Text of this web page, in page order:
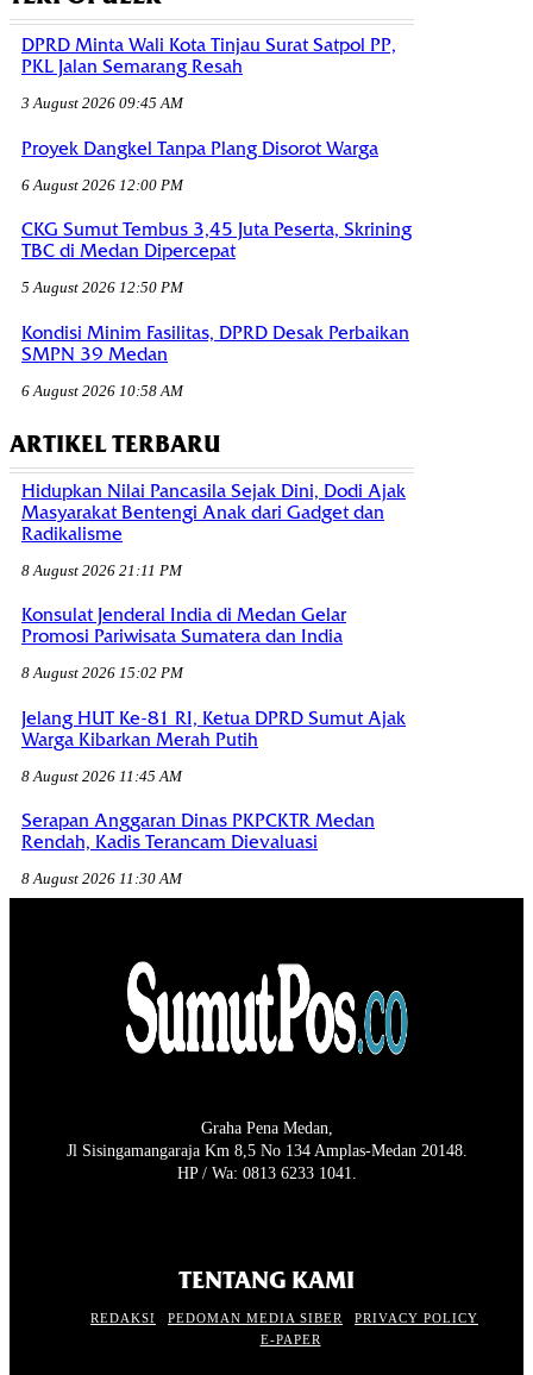
DPRD Minta Wali Kota Tinjau Surat Satpol PP,
PKL Jalan Semarang Resah
3 August 2026 09:45 AM
Proyek Dangkel Tanpa Plang Disorot Warga
6 August 2026 12:00 PM
CKG Sumut Tembus 3,45 Juta Peserta, Skrining
TBC di Medan Dipercepat
5 August 2026 12:50 PM
Kondisi Minim Fasilitas, DPRD Desak Perbaikan
SMPN 39 Medan
6 August 2026 10:58 AM
ARTIKEL TERBARU
Hidupkan Nilai Pancasila Sejak Dini, Dodi Ajak
Masyarakat Bentengi Anak dari Gadget dan
Radikalisme
8 August 2026 21:11 PM
Konsulat Jenderal India di Medan Gelar
Promosi Pariwisata Sumatera dan India
8 August 2026 15:02 PM
Jelang HUT Ke-81 RI, Ketua DPRD Sumut Ajak
Warga Kibarkan Merah Putih
8 August 2026 11:45 AM
Serapan Anggaran Dinas PKPCKTR Medan
Rendah, Kadis Terancam Dievaluasi
8 August 2026 11:30 AM
Graha Pena Medan,
Jl Sisingamangaraja Km 8,5 No 134 Amplas-Medan 20148.
HP / Wa: 0813 6233 1041.
TENTANG KAMI
REDAKSI PEDOMAN MEDIA SIBER
PRIVACY POLICY
E-PAPER